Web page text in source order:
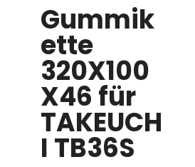
Gummik
ette
320X100
X46 für
TAKEUCH
I TB36S